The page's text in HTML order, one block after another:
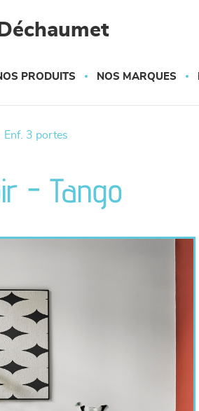
PRODUITS NOS MARQUES
enf. 3 portes
- Tango